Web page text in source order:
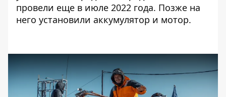
провели еще в июле 2022 года. Позже на
него установили аккумулятор и мотор.